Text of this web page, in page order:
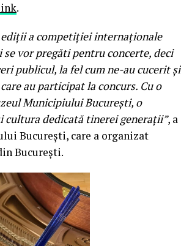
.
a competiției internaționale
vor pregăti pentru concerte, deci
publicul, la fel cum ne-au cucerit și
au participat la concurs. Cu o
Municipiului București, o
cultura dedicată tinerei generații”, a
București, care a organizat
București.